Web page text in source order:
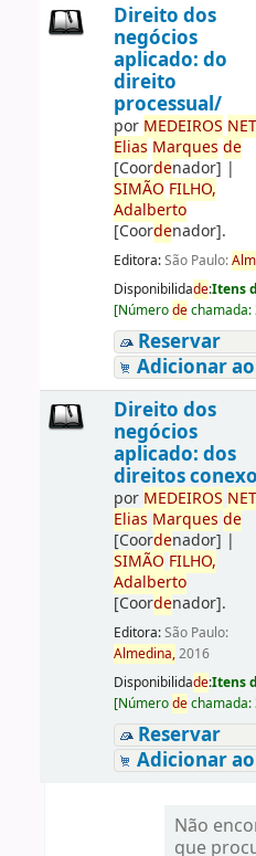
Direito dos
negócios
aplicado: do
direito
processual/
por MEDEIROS
Elias Marques de
[Coordenador] |
SIMÃO FILHO,
Adalberto
[Coordenador].
Editora:São Paulo:
Disponibilidade:Itens
[Númerodechamada:
Reservar
Adicionar
Direito dos
negócios
aplicado: dos
direitos
por MEDEIROS
Elias Marques de
[Coordenador] |
SIMÃO FILHO,
Adalberto
[Coordenador].
Editora:São Paulo:
Almedina,2016
Disponibilidade:Itens
[Númerodechamada:
Reservar
Adicionar
Não
que